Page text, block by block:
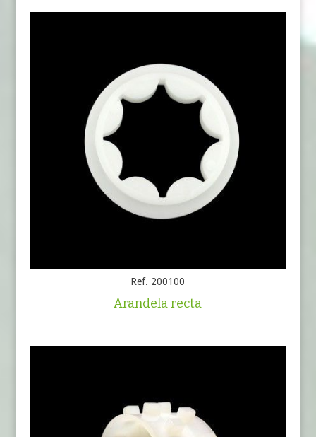
Ref. 200100
Arandela recta